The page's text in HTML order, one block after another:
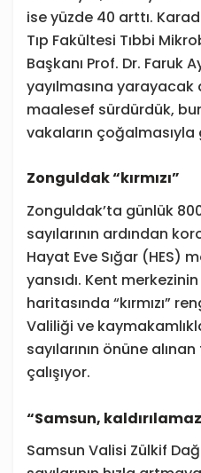
ise yüzde 40 arttı.
Tıp Fakültesi Tıbbi
Başkanı Prof. Dr. Faruk
yayılmasına yarayacak
maalesef sürdürdük,
vakaların çoğalmasıyla
Zonguldak “kırmızı”
Zonguldak’ta günlük
sayılarının ardından
Hayat Eve Sığar (HES)
yansıdı. Kent
haritasında “kırmızı”
Valiliği ve
sayılarının önüne
çalışıyor.
“Samsun,
Samsun Valisi Zülkif